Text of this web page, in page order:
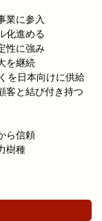
業に参入
化進める
性に強み
を継続
を日本向けに供給
客と結び付き持つ
ら信頼
樹種